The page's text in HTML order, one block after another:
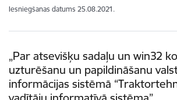
Iesniegšanas datums 25.08.2021.
„Par atsevišķu sadaļu un win32
uzturēšanu un papildināšanu
informācijas sistēmā